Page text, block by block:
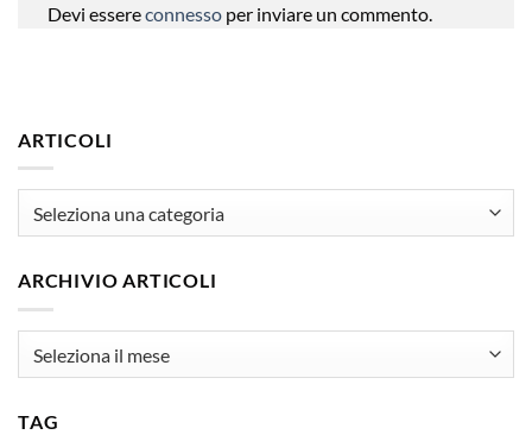
Devi essereconnesso per inviare un commento.
ARTICOLI
ARCHIVIO ARTICOLI
TAG